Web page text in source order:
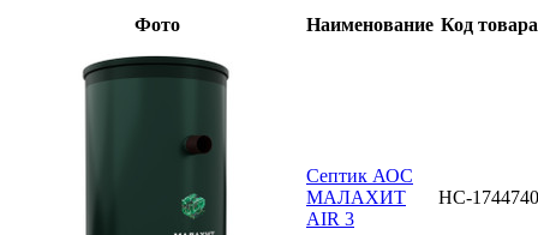
Фото
Наименование Код товара
Септик АОС
МАЛАХИТ
AIR 3
НС-1744740